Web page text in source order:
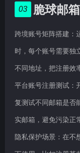
03 脆球邮
跨境账号矩阵搭建：
时，每个账号需要独
不同地址，把注册效
平台账号注册测试：
复测试不同邮箱是否
实邮箱，避免污染正
隐私保护场景：在不